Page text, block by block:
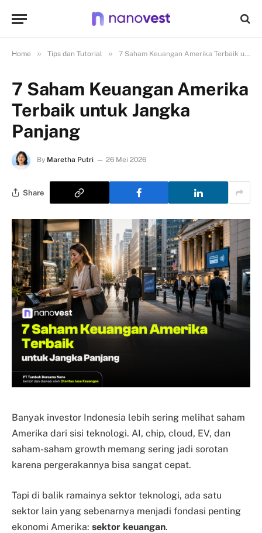
Home » Tips dan Tutorial » 7 Saham Keuangan Amerika Terbaik untuk Jangka Panjang
7 Saham Keuangan Amerika
Terbaik untuk Jangka
Panjang
By Maretha Putri 26 Mei 2026
Share
Banyak investor Indonesia lebih sering melihat saham
Amerika dari sisi teknologi. AI, chip, cloud, EV, dan
saham-saham growth memang sering jadi sorotan
karena pergerakannya bisa sangat cepat.
Tapi di balik ramainya sektor teknologi, ada satu
sektor lain yang sebenarnya menjadi fondasi penting
ekonomi Amerika: sektor keuangan.